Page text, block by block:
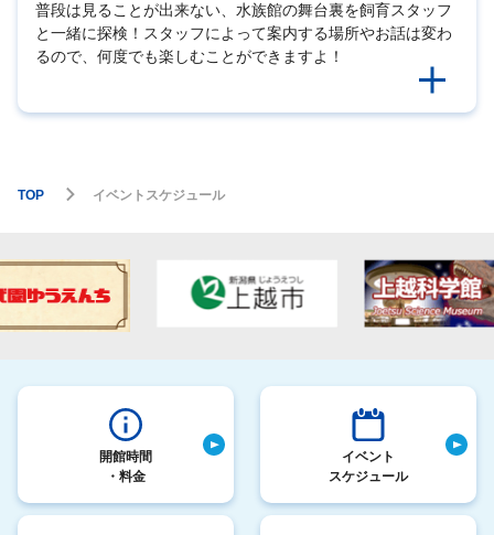
普段は見ることが出来ない、水族館の舞台裏を飼育スタッフ
と一緒に探検！スタッフによって案内する場所やお話は変わ
るので、何度でも楽しむことができますよ！
TOP イベントスケジュール
開館時間
・料金
イベント
スケジュール